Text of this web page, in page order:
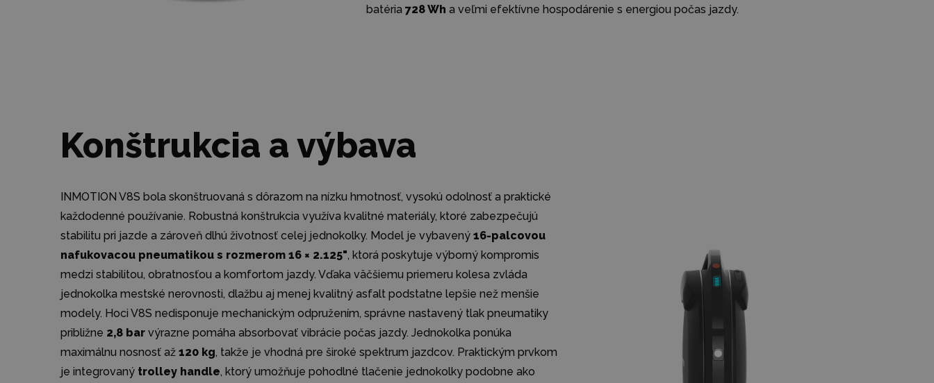
batéria 728 Wh a veľmi efektívne hospodárenie s energiou počas jazdy.
Konštrukcia a výbava
INMOTION V8S bola skonštruovaná s dôrazom na nízku hmotnosť, vysokú odolnosť a praktické
každodenné používanie. Robustná konštrukcia využíva kvalitné materiály, ktoré zabezpečujú
stabilitu pri jazde a zároveň dlhú životnosť celej jednokolky. Model je vybavený 16-palcovou
nafukovacou pneumatikou s rozmerom 16 × 2.125", ktorá poskytuje výborný kompromis
medzi stabilitou, obratnosťou a komfortom jazdy. Vďaka väčšiemu priemeru kolesa zvláda
jednokolka mestské nerovnosti, dlažbu aj menej kvalitný asfalt podstatne lepšie než menšie
modely. Hoci V8S nedisponuje mechanickým odpružením, správne nastavený tlak pneumatiky
približne 2,8 bar výrazne pomáha absorbovať vibrácie počas jazdy. Jednokolka ponúka
maximálnu nosnosť až 120 kg, takže je vhodná pre široké spektrum jazdcov. Praktickým prvkom
je integrovaný trolley handle, ktorý umožňuje pohodlné tlačenie jednokolky podobne ako